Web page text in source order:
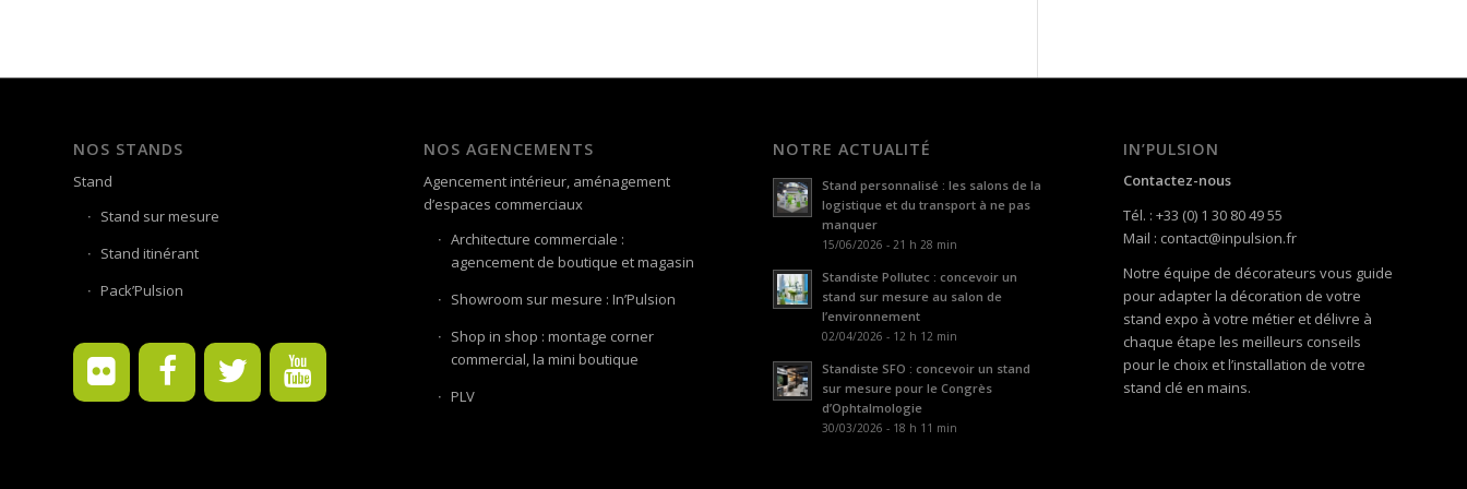
NOS STANDS
Stand
Stand sur mesure
Stand itinérant
Pack’Pulsion
NOS AGENCEMENTS
Agencement intérieur, aménagement
d’espaces commerciaux
Architecture commerciale :
agencement de boutique et magasin
Showroom sur mesure : In’Pulsion
Shop in shop : montage corner
commercial, la mini boutique
PLV
NOTRE ACTUALITÉ
Stand personnalisé : les salons de la
logistique et du transport à ne pas
manquer
15/06/2026 - 21 h 28 min
Standiste Pollutec : concevoir un
stand sur mesure au salon de
l’environnement
02/04/2026 - 12 h 12 min
Standiste SFO : concevoir un stand
sur mesure pour le Congrès
d’Ophtalmologie
30/03/2026 - 18 h 11 min
IN’PULSION
Contactez-nous
Tél. : +33 (0) 1 30 80 49 55
Mail : contact@inpulsion.fr
Notre équipe de décorateurs vous guide
pour adapter la décoration de votre
stand expo à votre métier et délivre à
chaque étape les meilleurs conseils
pour le choix et l’installation de votre
stand clé en mains.